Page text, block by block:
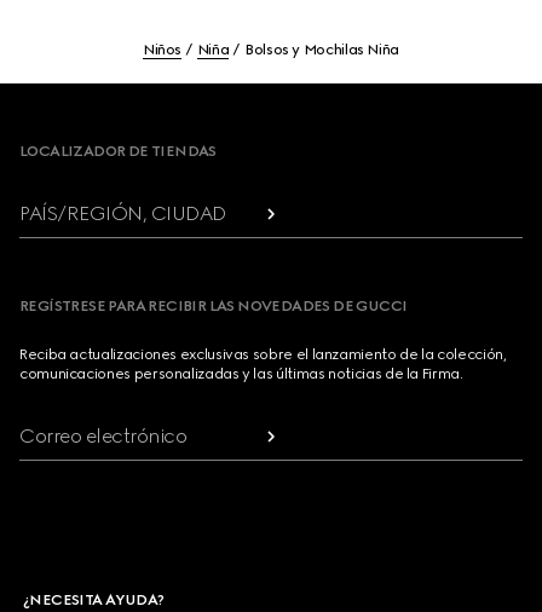
Niños Niña Bolsos y Mochilas Niña
LOCALIZADOR DE TIENDAS
PAÍS/REGIÓN, CIUDAD
REGÍSTRESE PARA RECIBIR LAS NOVEDADES DE GUCCI
Reciba actualizaciones exclusivas sobre el lanzamiento de la colección,
comunicaciones personalizadas y las últimas noticias de la Firma.
Correo electrónico
¿NECESITA AYUDA?